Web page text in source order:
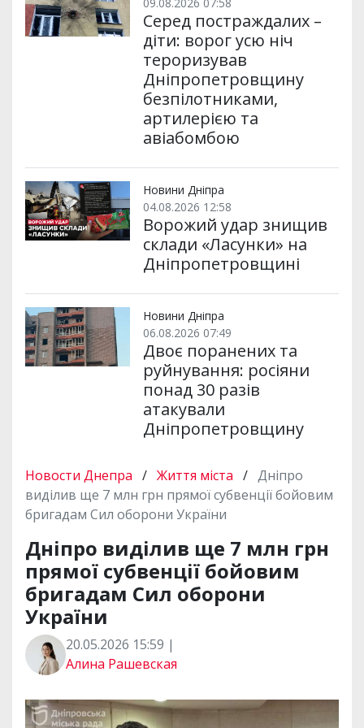
09.08.2026 07:58
Серед постраждалих –
діти: ворог усю ніч
тероризував
Дніпропетровщину
безпілотниками,
артилерією та
авіабомбою
Новини Дніпра
04.08.2026 12:58
Ворожий удар знищив
склади «Ласунки» на
Дніпропетровщині
Новини Дніпра
06.08.2026 07:49
Двоє поранених та
руйнування: росіяни
понад 30 разів
атакували
Дніпропетровщину
Новости Днепра / Життя міста / Дніпро
виділив ще 7 млн грн прямої субвенції бойовим
бригадам Сил оборони України
Дніпро виділив ще 7 млн грн
прямої субвенції бойовим
бригадам Сил оборони
України
20.05.2026 15:59 |
Алина Рашевская